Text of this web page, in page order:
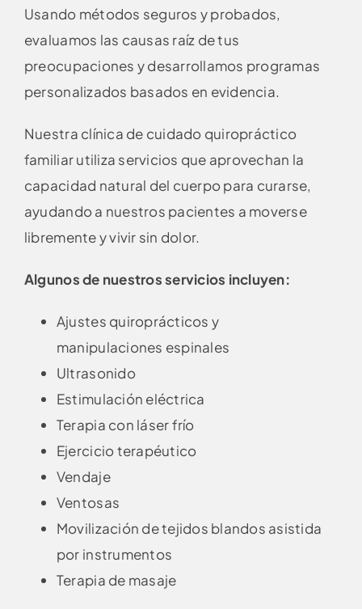
Usando métodos seguros y probados,
evaluamos las causas raíz de tus
preocupaciones y desarrollamos programas
personalizados basados en evidencia.
Nuestra clínica de cuidado quiropráctico
familiar utiliza servicios que aprovechan la
capacidad natural del cuerpo para curarse,
ayudando a nuestros pacientes a moverse
libremente y vivir sin dolor.
Algunos de nuestros servicios incluyen:
Ajustes quiroprácticos y
manipulaciones espinales
Ultrasonido
Estimulación eléctrica
Terapia con láser frío
Ejercicio terapéutico
Vendaje
Ventosas
Movilización de tejidos blandos asistida
por instrumentos
Terapia de masaje